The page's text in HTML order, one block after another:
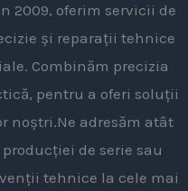
2009, oferim servicii de
și reparații tehnice
Combinăm precizia
pentru a oferi soluții
noștri.Ne adresăm atât
de serie sau
tehnice la cele mai